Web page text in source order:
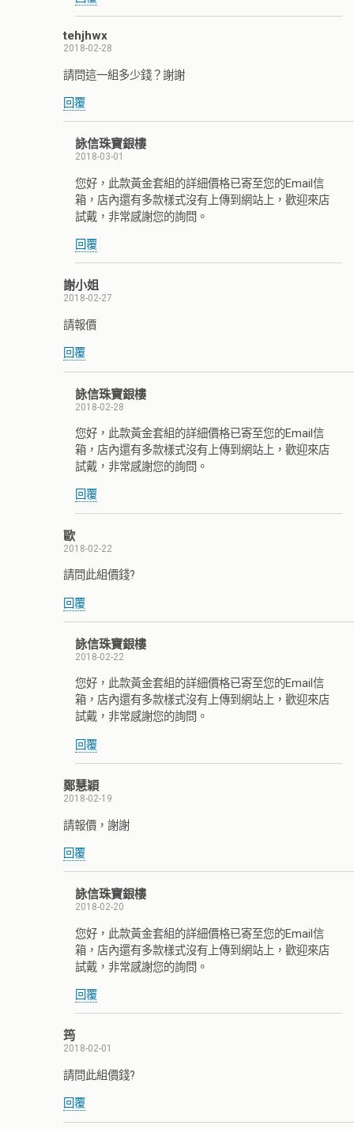
tehjhwx
2018-02-28
請問這一組多少錢？謝謝
回覆
詠信珠寶銀樓
2018-03-01
您好，此款黃金套組的詳細價格已寄至您的Email信
箱，店內還有多款樣式沒有上傳到網站上，歡迎來店
試戴，非常感謝您的詢問。
回覆
謝小姐
2018-02-27
請報價
回覆
詠信珠寶銀樓
2018-02-28
您好，此款黃金套組的詳細價格已寄至您的Email信
箱，店內還有多款樣式沒有上傳到網站上，歡迎來店
試戴，非常感謝您的詢問。
回覆
歐
2018-02-22
請問此組價錢?
回覆
詠信珠寶銀樓
2018-02-22
您好，此款黃金套組的詳細價格已寄至您的Email信
箱，店內還有多款樣式沒有上傳到網站上，歡迎來店
試戴，非常感謝您的詢問。
回覆
鄭慧穎
2018-02-19
請報價，謝謝
回覆
詠信珠寶銀樓
2018-02-20
您好，此款黃金套組的詳細價格已寄至您的Email信
箱，店內還有多款樣式沒有上傳到網站上，歡迎來店
試戴，非常感謝您的詢問。
回覆
筠
2018-02-01
請問此組價錢?
回覆